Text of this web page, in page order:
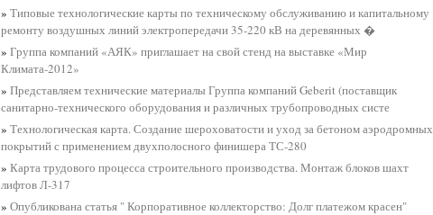
» Типовые технологические карты по техническому обслуживанию и капитальному
ремонту воздушных линий электропередачи 35-220 кВ на деревянных �
» Группа компаний «АЯК» приглашает на свой стенд на выставке «Мир
Климата-2012»
» Представляем технические материалы Группа компаний Geberit (поставщик
санитарно-технического оборудования и различных трубопроводных систе
» Технологическая карта. Создание шероховатости и уход за бетоном аэродромных
покрытий с применением двухполосного финишера ТС-280
» Карта трудового процесса строительного производства. Монтаж блоков шахт
лифтов Л-317
» Опубликована статья " Корпоративное коллекторство: Долг платежом красен"